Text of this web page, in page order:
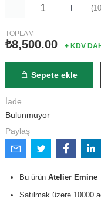
(
TOPLAM
₺8,500.00 + KDV
Sepete ekle
İade
Bulunmuyor
Paylaş
Bu ürün Atelier Emine
Satılmak üzere 10000